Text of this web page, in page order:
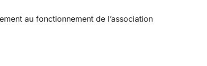
au fonctionnement de l’association